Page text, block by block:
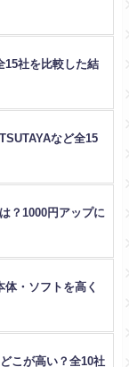
15社を比較した結
など全15
？1000円アップに
体・ソフトを高く
こが高い？全10社